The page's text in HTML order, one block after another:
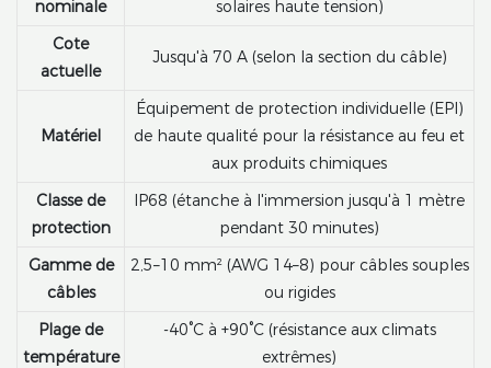
nominale
solaires haute tension)
Cote
actuelle
Jusqu'à 70 A (selon la section du câble)
Matériel
Équipement de protection individuelle (EPI)
de haute qualité pour la résistance au feu et
aux produits chimiques
Classe de
protection
IP68 (étanche à l'immersion jusqu'à 1 mètre
pendant 30 minutes)
Gamme de
câbles
2,5–10 mm² (AWG 14–8) pour câbles souples
ou rigides
Plage de
température
-40°C à +90°C (résistance aux climats
extrêmes)